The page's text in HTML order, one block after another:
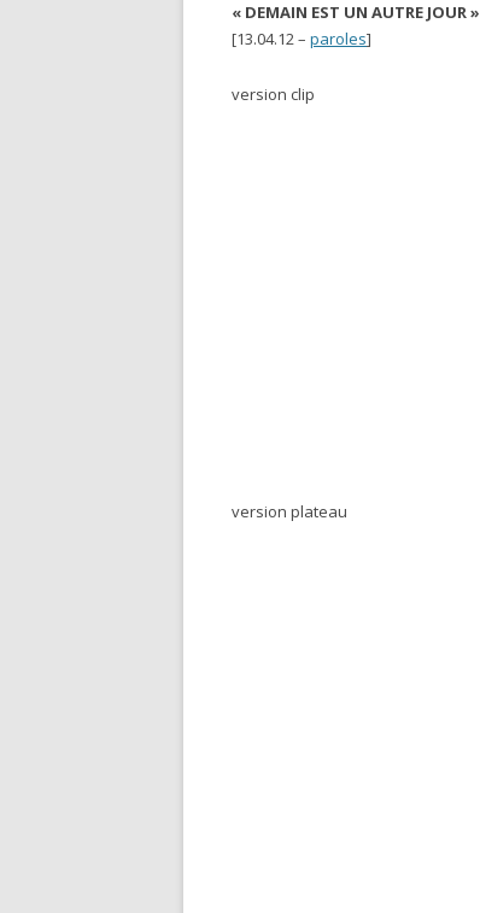
« DEMAIN EST UN AUTRE JOUR »
[13.04.12 – paroles]
version clip
version plateau